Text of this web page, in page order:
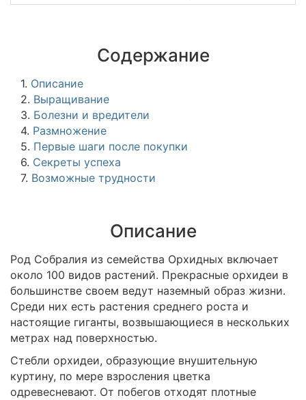
Содержание
1. Описание
2. Выращивание
3. Болезни и вредители
4. Размножение
5. Первые шаги после покупки
6. Секреты успеха
7. Возможные трудности
Описание
Род Собралия из семейства Орхидных включает
около 100 видов растений. Прекрасные орхидеи в
большинстве своем ведут наземный образ жизни.
Среди них есть растения среднего роста и
настоящие гиганты, возвышающиеся в нескольких
метрах над поверхностью.
Стебли орхидеи, образующие внушительную
куртину, по мере взросления цветка
одревесневают. От побегов отходят плотные